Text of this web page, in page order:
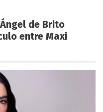
de Brito
entre Maxi